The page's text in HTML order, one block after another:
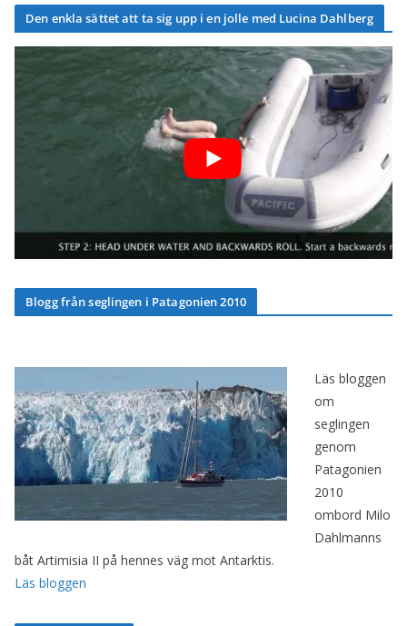
Den enkla sättet att ta sig upp i en jolle med Lucina Dahlberg
Blogg från seglingen i Patagonien 2010
Läs bloggen
om
seglingen
genom
Patagonien
2010
ombord Milo
Dahlmanns
båt Artimisia II på hennes väg mot Antarktis.
Läs bloggen